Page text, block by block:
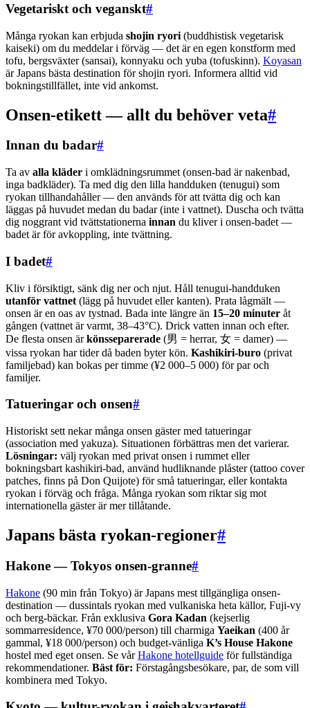
Vegetariskt och veganskt#
Många ryokan kan erbjuda shojin ryori (buddhistisk vegetarisk
kaiseki) om du meddelar i förväg — det är en egen konstform med
tofu, bergsväxter (sansai), konnyaku och yuba (tofuskinn). Koyasan
är Japans bästa destination för shojin ryori. Informera alltid vid
bokningstillfället, inte vid ankomst.
Onsen-etikett — allt du behöver veta#
Innan du badar#
Ta av alla kläder i omklädningsrummet (onsen-bad är nakenbad,
inga badkläder). Ta med dig den lilla handduken (tenugui) som
ryokan tillhandahåller — den används för att tvätta dig och kan
läggas på huvudet medan du badar (inte i vattnet). Duscha och tvätta
dig noggrant vid tvättstationerna innan du kliver i onsen-badet —
badet är för avkoppling, inte tvättning.
I badet#
Kliv i försiktigt, sänk dig ner och njut. Håll tenugui-handduken
utanför vattnet (lägg på huvudet eller kanten). Prata lågmält —
onsen är en oas av tystnad. Bada inte längre än 15–20 minuter åt
gången (vattnet är varmt, 38–43°C). Drick vatten innan och efter.
De flesta onsen ärkönsseparerade (男 = herrar, 女 = damer) —
vissa ryokan har tider då baden byter kön. Kashikiri-buro (privat
familjebad) kan bokas per timme (¥2 000–5 000) för par och
familjer.
Tatueringar och onsen#
Historiskt sett nekar många onsen gäster med tatueringar
(association med yakuza). Situationen förbättras men det varierar.
Lösningar: välj ryokan med privat onsen i rummet eller
bokningsbart kashikiri-bad, använd hudliknande plåster (tattoo cover
patches, finns på Don Quijote) för små tatueringar, eller kontakta
ryokan i förväg och fråga. Många ryokan som riktar sig mot
internationella gäster är mer tillåtande.
Japans bästa ryokan-regioner#
Hakone — Tokyos onsen-granne#
Hakone (90 min från Tokyo) är Japans mest tillgängliga onsen-
destination — dussintals ryokan med vulkaniska heta källor, Fuji-vy
och berg-bäckar. Från exklusiva Gora Kadan (kejserlig
sommarresidence, ¥70 000/person) till charmiga Yaeikan (400 år
gammal, ¥18 000/person) och budget-vänliga K’s House Hakone
hostel med eget onsen. Se vårHakone hotellguide för fullständiga
rekommendationer. Bäst för: Förstagångsbesökare, par, de som vill
kombinera med Tokyo.